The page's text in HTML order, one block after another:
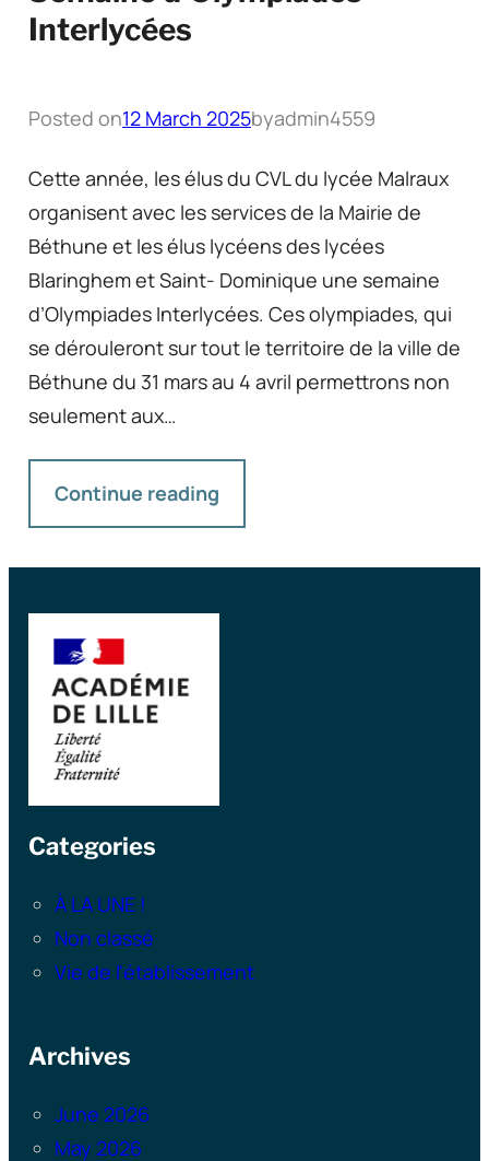
Interlycées
Posted on12 March 2025byadmin4559
Cette année, les élus du CVL du lycée Malraux
organisent avec les services de la Mairie de
Béthune et les élus lycéens des lycées
Blaringhem et Saint- Dominique une semaine
d’Olympiades Interlycées. Ces olympiades, qui
se dérouleront sur tout le territoire de la ville de
Béthune du 31 mars au 4 avril permettrons non
seulement aux…
Continue reading
Categories
À LA UNE !
Non classé
Vie de l'établissement
Archives
June 2026
May 2026